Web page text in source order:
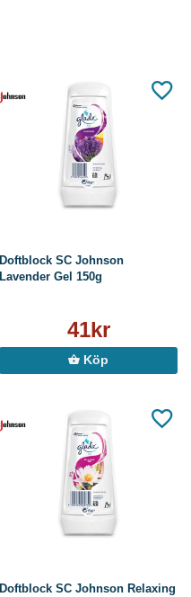
Doftblock SC Johnson
Lavender Gel 150g
41kr
Köp
Doftblock SC Johnson Relaxing